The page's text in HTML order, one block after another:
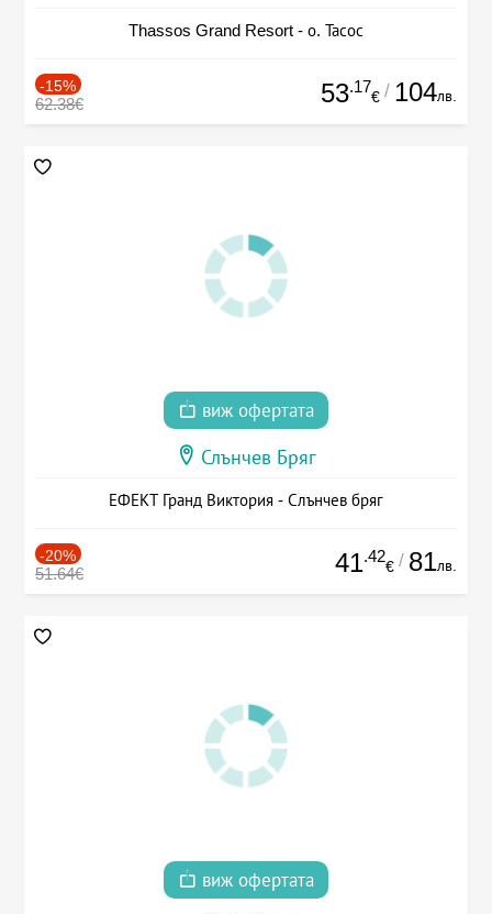
Thassos Grand Resort - о. Тасос
-15%
62.38€ 53.17
€ / 104лв.
виж офертата
Слънчев Бряг
ЕФЕКТ Гранд Виктория - Слънчев бряг
-20%
51.64€ 41.42
€ / 81лв.
виж офертата